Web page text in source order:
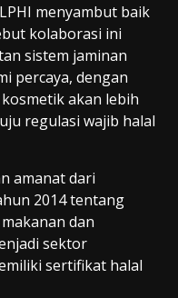
menyambut baik
kolaborasi ini
sistem jaminan
percaya, dengan
akan lebih
regulasi wajib halal
amanat dari
2014 tentang
dan
sektor
sertifikat halal